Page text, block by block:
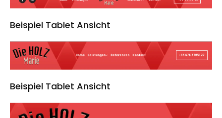
Beispiel Tablet Ansicht
Beispiel Tablet Ansicht